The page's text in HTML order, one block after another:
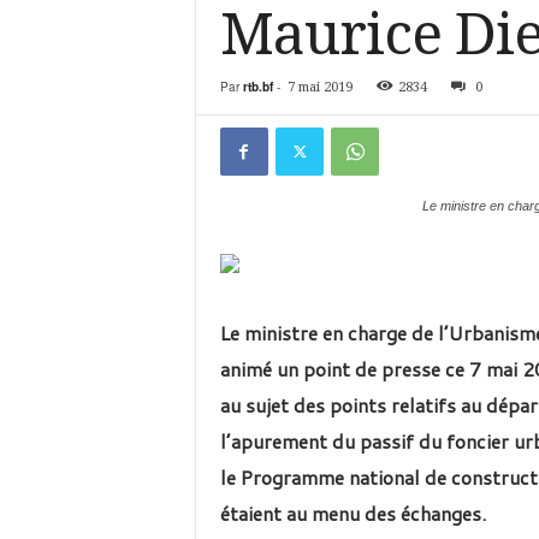
Maurice
Par rtb.bf- 7 mai 2019 2834 0
Le ministre en
Le ministre en charge de
animé un point de presse ce 7 mai
au sujet des points relatifs au
l’apurement du passif du foncier
le Programme national de
étaient au menu des échanges.